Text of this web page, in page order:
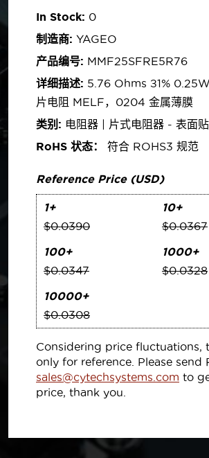
In Stock: 0
制造商: YAGEO
产品编号: MMF25SFRE5R76
详细描述: 5.76 Ohms ±1%
片电阻 MELF，0204 金属薄膜
类别: 电阻器 | 片式电阻器 - 表面
RoHS 状态：
符合 ROHS3 规范
Reference Price (USD)
1+
$0.0390
10+
$0.0367
100+
$0.0347
1000+
$0.0328
10000+
$0.0308
Considering price fluctuations,
only for reference. Please send
sales@cytechsystems.com to
price, thank you.